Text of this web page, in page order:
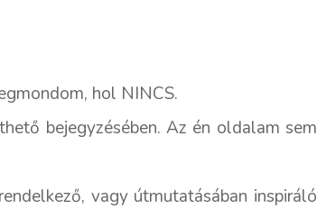
hol NINCS.
bejegyzésében. Az én oldalam sem
vagy útmutatásában inspiráló